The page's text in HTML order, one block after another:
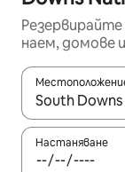
наем, домове
Когато
Настаняване